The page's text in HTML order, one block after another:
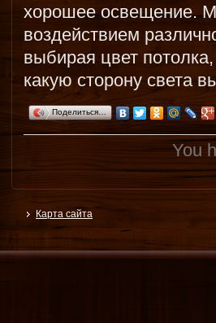
хорошее освещение.
воздействием
выбирая цвет
какую сторону света
Поделиться…
You
Карта сайта